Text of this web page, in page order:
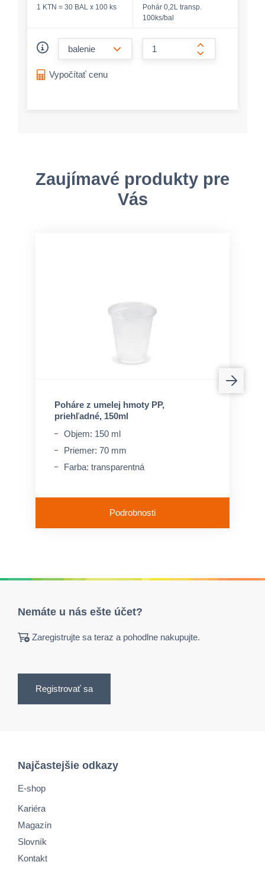
1 KTN = 30 BAL x 100 ks
Pohár 0,2L transp.
100ks/bal
form.increase-
Vypočítať cenu
Zaujímavé produkty pre
Vás
Poháre z umelej hmoty PP,
priehľadné, 150ml
Objem: 150 ml
Priemer: 70 mm
Farba: transparentná
Podrobnosti
Nemáte u nás ešte účet?
Zaregistrujte sa teraz a pohodlne nakupujte.
Registrovať sa
Najčastejšie odkazy
E-shop
Kariéra
Magazín
Slovník
Kontakt